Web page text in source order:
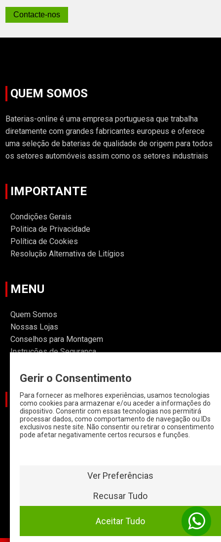
Contacte-nos
QUEM SOMOS
Baterias-online é uma empresa portuguesa que trabalha
diretamente com grandes fabricantes europeus e oferece
uma seleção de baterias de qualidade de origem para todos
os setores automóveis assim como os setores industriais
IMPORTANTE
Condições Gerais
Politica de Privacidade
Política de Cookies
Resolução Alternativa de Litígios
MENU
Quem Somos
Nossas Lojas
Conselhos para Montagem
Instruções de Segurança
CATEGORIAS
CARROS
CARROS COM
Gerir o Consentimento
Para fornecer as melhores experiências, usamos tecnologias
como cookies para armazenar e/ou aceder a informações do
dispositivo. Consentir com essas tecnologias nos permitirá
processar dados, como comportamento de navegação ou IDs
exclusivos neste site. Não consentir ou retirar o consentimento
pode afetar negativamente certos recursos e funções.
Aceitar Tudo
Recusar Tudo
Ver Preferências